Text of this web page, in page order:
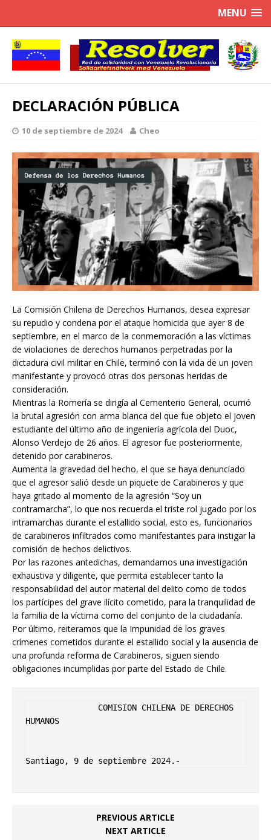
MENU
DECLARACIÓN PÚBLICA
10 de septiembre de 2024 Cheo
La Comisión Chilena de Derechos Humanos, desea expresar
su repudio y condena por el ataque homicida que ayer 8 de
septiembre, en el marco de la conmemoración a las víctimas
de violaciones de derechos humanos perpetradas por la
dictadura civil militar en Chile, terminó con la vida de un joven
manifestante y provocó otras dos personas heridas de
consideración.
Mientras la Romería se dirigía al Cementerio General, ocurrió
la brutal agresión con arma blanca del que fue objeto el joven
estudiante del último año de ingeniería agrícola del Duoc,
Alonso Verdejo de 26 años. El agresor fue posteriormente,
detenido por carabineros.
Aumenta la gravedad del hecho, el que se haya denunciado
que el agresor salió desde un piquete de Carabineros y que
haya gritado al momento de la agresión “Soy un
contramarcha”, lo que nos recuerda el triste rol jugado por los
intramarchas durante el estallido social, esto es, funcionarios
de carabineros infiltrados como manifestantes para instigar la
comisión de hechos delictivos.
Por las razones antedichas, demandamos una investigación
exhaustiva y diligente, que permita establecer tanto la
responsabilidad del autor material del delito como de todos
los partícipes del grave ilícito cometido, para la tranquilidad de
la familia de la víctima como del conjunto de la ciudadanía.
Por último, reiteramos que la Impunidad de los graves
crímenes cometidos durante el estallido social y la ausencia de
una profunda reforma de Carabineros, siguen siendo
obligaciones incumplidas por parte del Estado de Chile.
HUMANOS
Santiago, 9 de septiembre 2024.-
PREVIOUS ARTICLE
NEXT ARTICLE